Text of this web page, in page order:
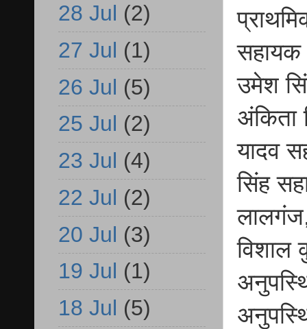
सहायक
उमेश
अंकिता
यादव
सिंह
विशाल
28 Jul (2)
27 Jul (1)
26 Jul (5)
25 Jul (2)
23 Jul (4)
22 Jul (2)
20 Jul (3)
19 Jul (1)
18 Jul (5)